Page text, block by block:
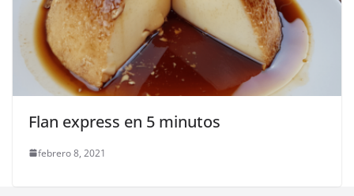
Flan express en 5 minutos
febrero 8, 2021